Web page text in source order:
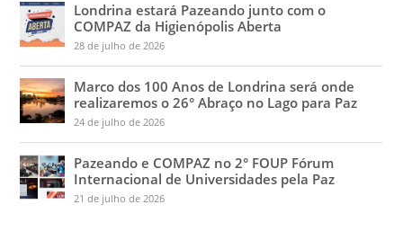
Londrina estará Pazeando junto com o
COMPAZ da Higienópolis Aberta
28 de julho de 2026
Marco dos 100 Anos de Londrina será onde
realizaremos o 26° Abraço no Lago para Paz
24 de julho de 2026
Pazeando e COMPAZ no 2° FOUP Fórum
Internacional de Universidades pela Paz
21 de julho de 2026